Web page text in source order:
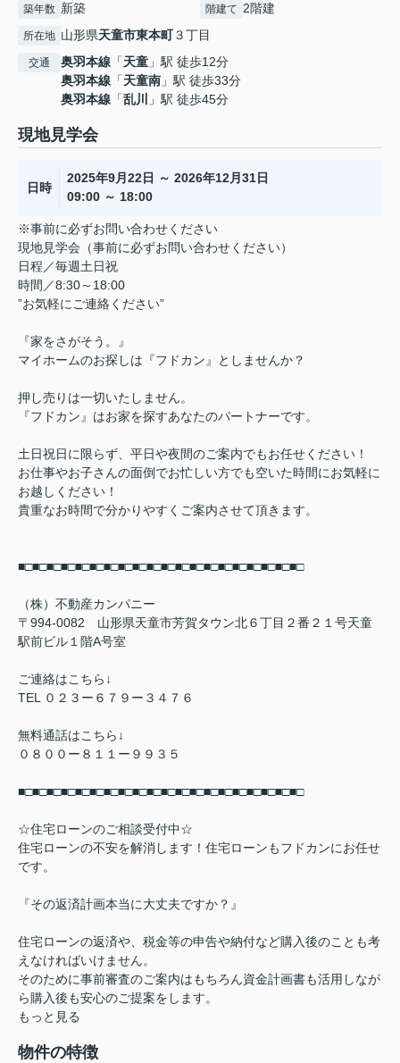
築年数 新築 階建て 2階建
所在地 山形県天童市東本町３丁目
交通 奥羽本線 「天童 」駅 徒歩12分
奥羽本線 「天童南 」駅 徒歩33分
奥羽本線 「乱川 」駅 徒歩45分
現地見学会
日時
2025年9月22日 ～ 2026年12月31日
09:00 ～ 18:00
※事前に必ずお問い合わせください
現地見学会（事前に必ずお問い合わせください）
日程／毎週土日祝
時間／8:30～18:00
”お気軽にご連絡ください”
『家をさがそう。』
マイホームのお探しは『フドカン』としませんか？
押し売りは一切いたしません。
『フドカン』はお家を探すあなたのパートナーです。
土日祝日に限らず、平日や夜間のご案内でもお任せください！
お仕事やお子さんの面倒でお忙しい方でも空いた時間にお気軽に
お越しください！
貴重なお時間で分かりやすくご案内させて頂きます。
■□■□■□■□■□■□■□■□■□■□■□■□■□■□■□■□■□■□■□■□
（株）不動産カンパニー
〒994-0082 山形県天童市芳賀タウン北６丁目２番２１号天童
駅前ビル１階A号室
ご連絡はこちら↓
TEL ０２３ー６７９ー３４７６
無料通話はこちら↓
０８００ー８１１ー９９３５
■□■□■□■□■□■□■□■□■□■□■□■□■□■□■□■□■□■□■□■□
☆住宅ローンのご相談受付中☆
住宅ローンの不安を解消します！住宅ローンもフドカンにお任せ
です。
『その返済計画本当に大丈夫ですか？』
住宅ローンの返済や、税金等の申告や納付など購入後のことも考
えなければいけません。
そのために事前審査のご案内はもちろん資金計画書も活用しなが
ら購入後も安心のご提案をします。
もっと見る
物件の特徴